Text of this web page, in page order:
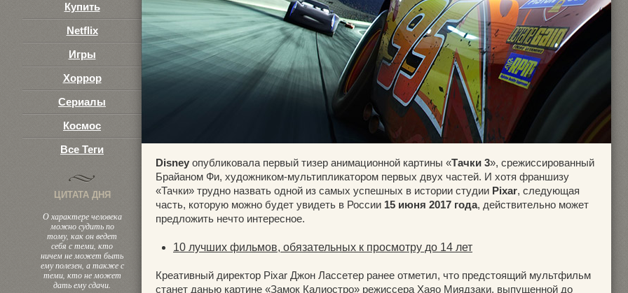
Купить
Netflix
Игры
Хоррор
Сериалы
Космос
Все Теги
ЦИТАТА ДНЯ
О характере человека
можно судить по
тому, как он ведет
себя с теми, кто
ничем не может быть
ему полезен, а также с
теми, кто не может
дать ему сдачи.
Disney опубликовала первый тизер анимационной картины «Тачки 3», срежиссированный
Брайаном Фи, художником-мультипликатором первых двух частей. И хотя франшизу
«Тачки» трудно назвать одной из самых успешных в истории студии Pixar, следующая
часть, которую можно будет увидеть в России 15 июня 2017 года, действительно может
предложить нечто интересное.
10 лучших фильмов, обязательных к просмотру до 14 лет
Креативный директор Pixar Джон Лассетер ранее отметил, что предстоящий мультфильм
станет данью картине «Замок Калиостро» режиссера Хаяо Миядзаки, выпущенной до